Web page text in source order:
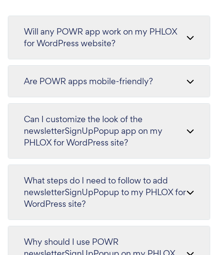
Will any POWR app work on my PHLOX
for WordPress website?
Are POWR apps mobile-friendly?
Can I customize the look of the
newsletterSignUpPopup app on my
PHLOX for WordPress site?
What steps do I need to follow to add
newsletterSignUpPopup to my PHLOX for
WordPress site?
Why should I use POWR